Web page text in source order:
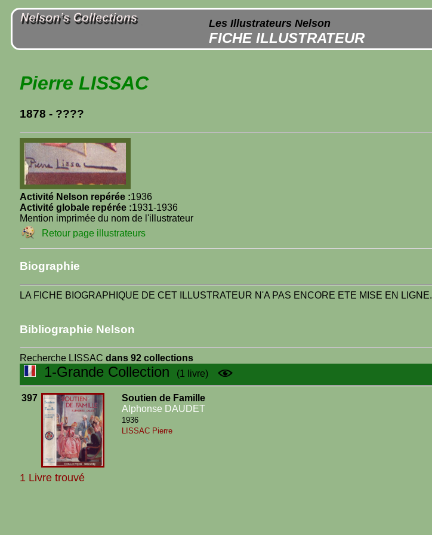
Les Illustrateurs Nelson
FICHE ILLUSTRATEUR
Pierre LISSAC
1878 - ????
Activité Nelson repérée :1936
Activité globale repérée :1931-1936
Mention imprimée du nom de l'illustrateur
Retour page illustrateurs
Biographie
LA FICHE BIOGRAPHIQUE DE CET ILLUSTRATEUR N'A PAS ENCORE ETE MISE EN LIGNE.
Bibliographie Nelson
Recherche LISSAC dans 92 collections
1-Grande Collection (1 livre)
397
Soutien de Famille
Alphonse DAUDET
1936
LISSAC Pierre
1 Livre trouvé